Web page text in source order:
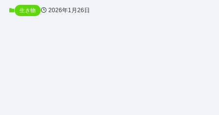
生き物 2026年1月26日